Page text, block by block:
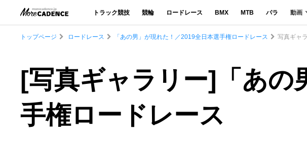
トラック競技 競輪 ロードレース BMX MTB パラ 動画
トップページ ロードレース 「あの男」が現れた！／2019全日本選手権ロードレース 写真ギャ
[写真ギャラリー]「あの
手権ロードレース